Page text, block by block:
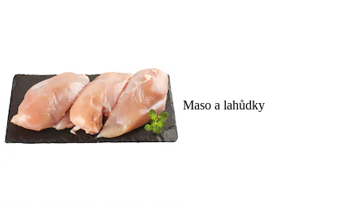
Maso a lahůdky